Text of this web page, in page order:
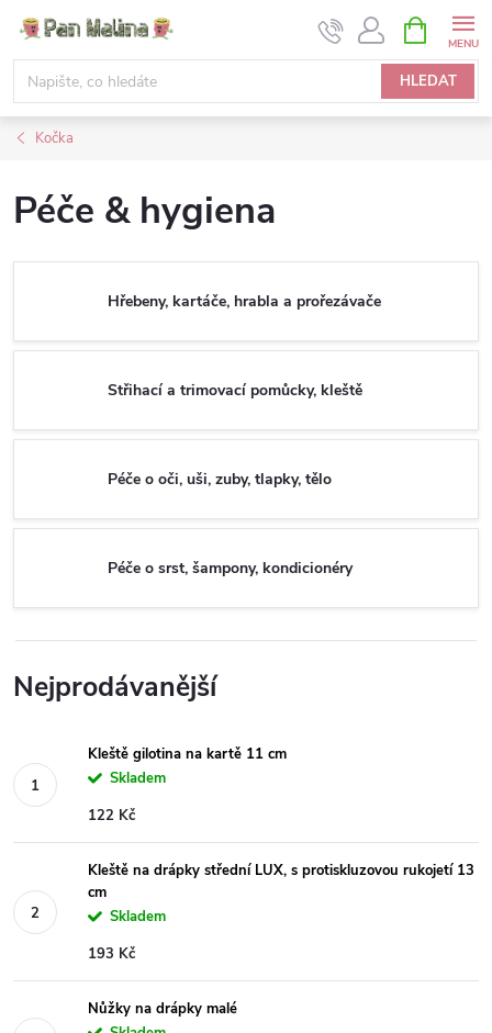
Přejít
obsah
HLEDAT
NÁKUPNÍ
KOŠÍK
Kočka
Péče & hygiena
Hřebeny, kartáče, hrabla a prořezávače
Střihací a trimovací pomůcky, kleště
Péče o oči, uši, zuby, tlapky, tělo
Péče o srst, šampony, kondicionéry
Nejprodávanější
Kleště gilotina na kartě 11 cm
Skladem
122 Kč
Kleště na drápky střední LUX, s protiskluzovou rukojetí 13
cm
Skladem
193 Kč
Nůžky na drápky malé